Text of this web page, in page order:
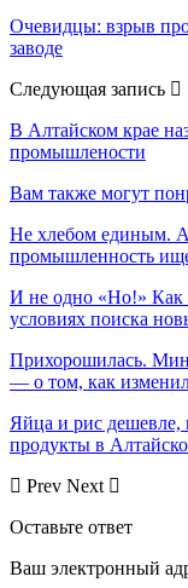
Очевидцы: взрыв
заводе
Следующая запись
В Алтайском крае
промышлености
Вам также могут
Не хлебом единым.
промышленность
И не одно «Но!» Как
условиях поиска
Прихорошилась.
— о том, как
Яйца и рис дешевле,
продукты в
Prev Next
Оставьте ответ
Ваш электронный